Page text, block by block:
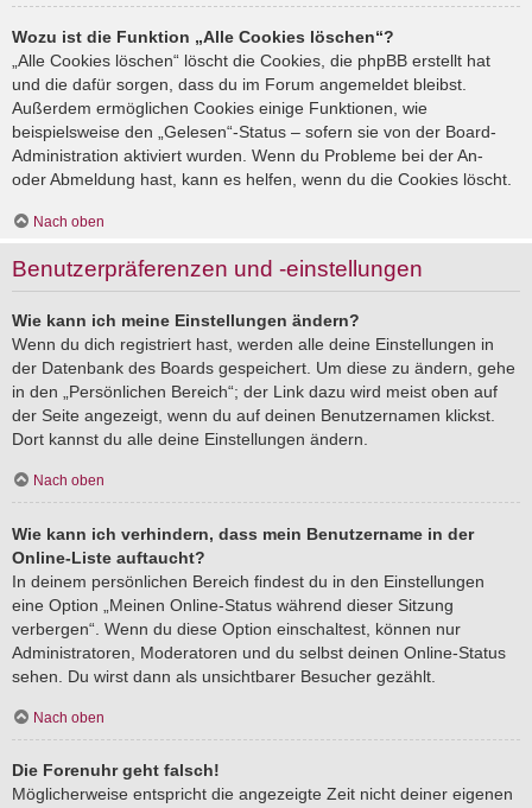
Wozu ist die Funktion „Alle Cookies löschen“?
„Alle Cookies löschen“ löscht die Cookies, die phpBB erstellt hat
und die dafür sorgen, dass du im Forum angemeldet bleibst.
Außerdem ermöglichen Cookies einige Funktionen, wie
beispielsweise den „Gelesen“-Status – sofern sie von der Board-
Administration aktiviert wurden. Wenn du Probleme bei der An-
oder Abmeldung hast, kann es helfen, wenn du die Cookies löscht.
Nach oben
Benutzerpräferenzen und -einstellungen
Wie kann ich meine Einstellungen ändern?
Wenn du dich registriert hast, werden alle deine Einstellungen in
der Datenbank des Boards gespeichert. Um diese zu ändern, gehe
in den „Persönlichen Bereich“; der Link dazu wird meist oben auf
der Seite angezeigt, wenn du auf deinen Benutzernamen klickst.
Dort kannst du alle deine Einstellungen ändern.
Nach oben
Wie kann ich verhindern, dass mein Benutzername in der
Online-Liste auftaucht?
In deinem persönlichen Bereich findest du in den Einstellungen
eine Option „Meinen Online-Status während dieser Sitzung
verbergen“. Wenn du diese Option einschaltest, können nur
Administratoren, Moderatoren und du selbst deinen Online-Status
sehen. Du wirst dann als unsichtbarer Besucher gezählt.
Nach oben
Die Forenuhr geht falsch!
Möglicherweise entspricht die angezeigte Zeit nicht deiner eigenen